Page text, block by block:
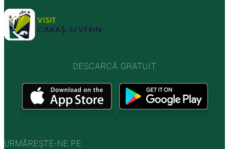
DESCARCĂ GRATUIT
URMĂREȘTE-NE PE